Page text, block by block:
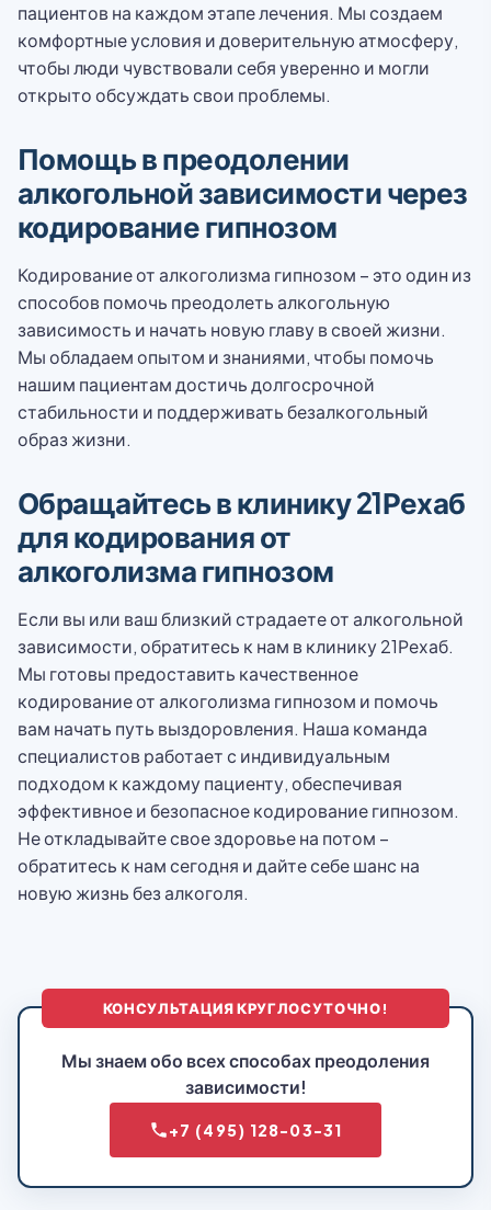
пациентов на каждом этапе лечения. Мы создаем
комфортные условия и доверительную атмосферу,
чтобы люди чувствовали себя уверенно и могли
открыто обсуждать свои проблемы.
Помощь в преодолении
алкогольной зависимости через
кодирование гипнозом
Кодирование от алкоголизма гипнозом – это один из
способов помочь преодолеть алкогольную
зависимость и начать новую главу в своей жизни.
Мы обладаем опытом и знаниями, чтобы помочь
нашим пациентам достичь долгосрочной
стабильности и поддерживать безалкогольный
образ жизни.
Обращайтесь в клинику 21Рехаб
для кодирования от
алкоголизма гипнозом
Если вы или ваш близкий страдаете от алкогольной
зависимости, обратитесь к нам в клинику 21Рехаб.
Мы готовы предоставить качественное
кодирование от алкоголизма гипнозом и помочь
вам начать путь выздоровления. Наша команда
специалистов работает с индивидуальным
подходом к каждому пациенту, обеспечивая
эффективное и безопасное кодирование гипнозом.
Не откладывайте свое здоровье на потом –
обратитесь к нам сегодня и дайте себе шанс на
новую жизнь без алкоголя.
КОНСУЛЬТАЦИЯ КРУГЛОСУТОЧНО!
Мы знаем обо всех способах преодоления
зависимости!
+7 (495) 128-03-31